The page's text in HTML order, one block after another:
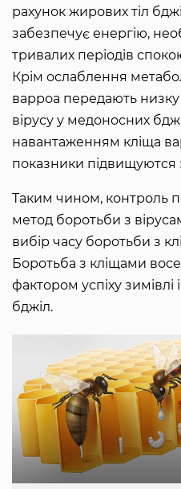
рахунок жирових тіл
забезпечує енергію,
тривалих періодів
Крім ослаблення
варроа передають низку
вірусу у медоносних
навантаженням кліща
показники підвищуются
Таким чином, контроль
метод боротьби з
вибір часу боротьби з
Боротьба з кліщами
фактором успіху
бджіл.